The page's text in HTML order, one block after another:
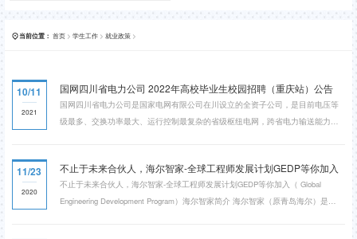
当前位置： 首页 > 学生工作 > 就业政策 >
10/11
2021
国网四川省电力公司 2022年高校毕业生校园招聘（重庆站）公告
​国网四川省电力公司是国家电网有限公司在川设立的全资子公司，是目前电压等
级最多、交换功率最大、运行控制最复杂的省级枢纽电网，跨省电力输送能力居
司资产总额达到1667亿元，年度售电量2372亿千瓦时。电网规模居全国省级电网
前列，通过“四直八交”与华东、西北、重庆、西...
11/23
2020
不止于未来合伙人，海尔智家-全球工程师发展计划GEDP等你加入
不止于未来合伙人，海尔智家-全球工程师发展计划GEDP等你加入（ Global
Engineering Development Program）海尔智家简介 海尔智家（原青岛海尔）是海